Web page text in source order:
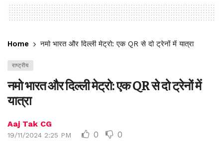
Home नमो भारत और दिल्ली मेट्रो: एक QR से दो ट्रेनों में यात्रा
राष्ट्रीय
नमो भारत और दिल्ली मेट्रो: एक QR से दो ट्रेनों में
यात्रा
Aaj Tak CG
19/11/2024 2:25 PM 0 0